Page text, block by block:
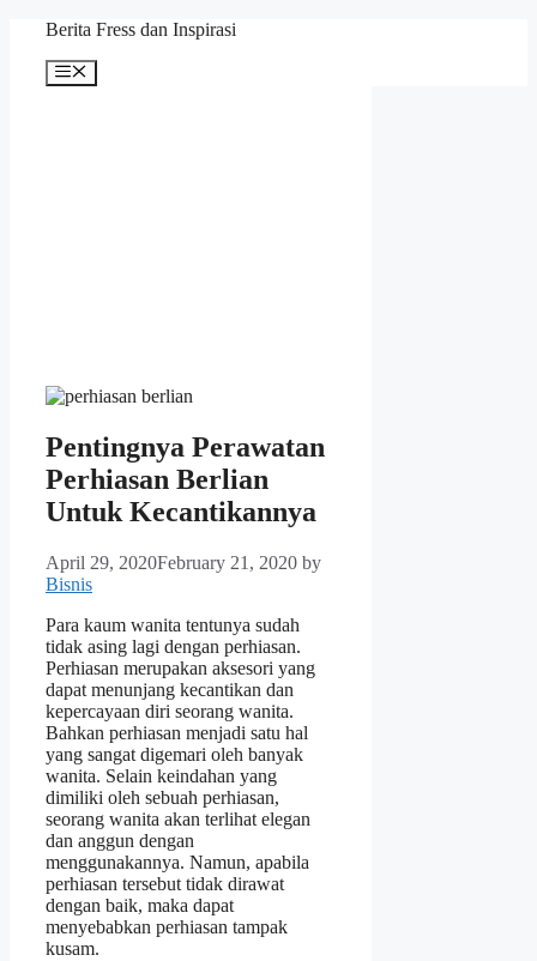
content
Berita Fress dan Inspirasi
Menu
Pentingnya Perawatan
Perhiasan Berlian
Untuk Kecantikannya
April 29, 2020February 21, 2020 by
Bisnis
Para kaum wanita tentunya sudah
tidak asing lagi dengan perhiasan.
Perhiasan merupakan aksesori yang
dapat menunjang kecantikan dan
kepercayaan diri seorang wanita.
Bahkan perhiasan menjadi satu hal
yang sangat digemari oleh banyak
wanita. Selain keindahan yang
dimiliki oleh sebuah perhiasan,
seorang wanita akan terlihat elegan
dan anggun dengan
menggunakannya. Namun, apabila
perhiasan tersebut tidak dirawat
dengan baik, maka dapat
menyebabkan perhiasan tampak
kusam.